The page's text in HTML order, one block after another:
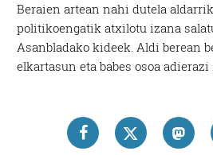
Beraien artean nahi dutela
politikoengatik atxilotu izana
Asanbladako kideek. Aldi berean
elkartasun eta babes osoa adierazi